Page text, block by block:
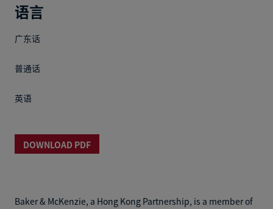
语言
广东话
普通话
英语
DOWNLOAD PDF
Baker & McKenzie, a Hong Kong Partnership, is a member of